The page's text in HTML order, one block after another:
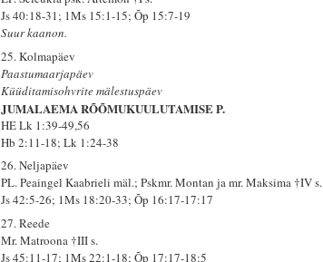
Js 40:18-31; 1Ms 15:1-15; Õp 15:7-19
Suur kaanon.
25. Kolmapäev
Paastumaarjapäev
Küüditamisohvrite mälestuspäev
JUMALAEMA RÕÕMUKUULUTAMISE P.
HE Lk 1:39-49,56
Hb 2:11-18; Lk 1:24-38
26. Neljapäev
PL. Peaingel Kaabrieli mäl.; Pskmr. Montan ja mr. Maksima †IV s.
Js 42:5-26; 1Ms 18:20-33; Õp 16:17-17:17
27. Reede
Mr. Matroona †III s.
Js 45:11-17; 1Ms 22:1-18; Õp 17:17-18:5